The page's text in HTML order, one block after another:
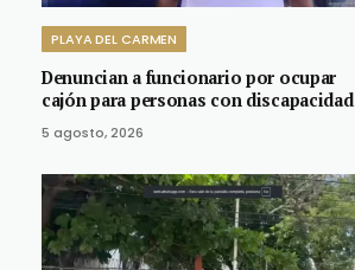
PLAYA DEL CARMEN
Denuncian a funcionario por ocupar
cajón para personas con discapacidad
5 agosto, 2026